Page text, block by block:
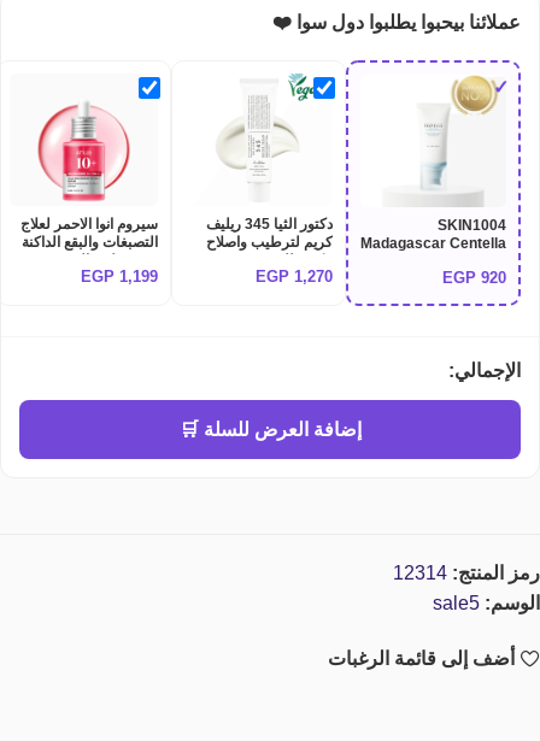
عملائنا بيحبوا يطلبوا دول سوا ❤️
✓
SKIN1004
Madagascar Centella
Sun Serum SPF50+
920
EGP
دكتور الثيا 345 ريليف
كريم لترطيب واصلاح
345 relief cream
1,270
EGP
سيروم انوا الاحمر لعلاج
التصبغات والبقع الداكنة
وتوحيد لون البشرة
Anua Niacinamide
1,199
EGP
الإجمالي:
إضافة العرض للسلة 🛒
رمز المنتج: 12314
الوسم: sale5
أضف إلى قائمة الرغبات